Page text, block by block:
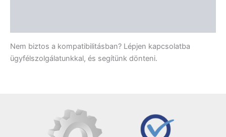
Nem biztos a kompatibilitásban? Lépjen kapcsolatba
ügyfélszolgálatunkkal, és segítünk dönteni.